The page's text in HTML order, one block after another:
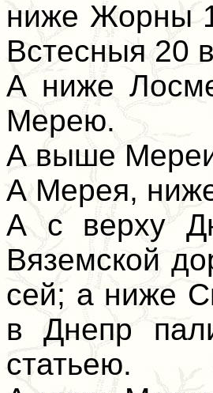
ниже Жорны
Встесныя 20
А ниже
Мерею.
А выше Мереи
А Мерея,
А с верху
Вяземской
сей; а ниже
в Днепр
статьею.